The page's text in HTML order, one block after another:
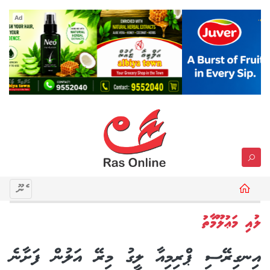
Ad
މެނޫ
ލުއި މަޢުލޫމާތު
އިނގިރޭސި ޕްރިމިއާ ލީގު މިރޭ އަލުން ފަށާނެ